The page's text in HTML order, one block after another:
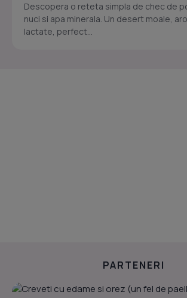
Descopera o reteta simpla de chec de
nuci si apa minerala. Un desert moale,
lactate, perfect...
PARTENERI